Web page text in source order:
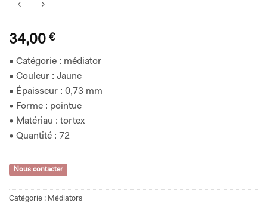
34,00 €
• Catégorie : médiator
• Couleur : Jaune
• Épaisseur : 0,73 mm
• Forme : pointue
• Matériau : tortex
• Quantité : 72
Nous contacter
Catégorie : Médiators